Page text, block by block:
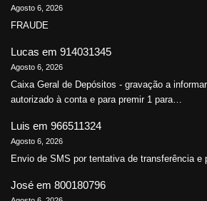
Agosto 6, 2026
FRAUDE
Lucas em 914031345
Agosto 6, 2026
Caixa Geral de Depósitos - gravação a
autorizado à conta e para premir 1 para…
Luis em 966511324
Agosto 6, 2026
Envio de SMS por tentativa de transferência e
José em 800180796